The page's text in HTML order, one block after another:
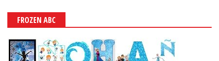
FROZEN ABC